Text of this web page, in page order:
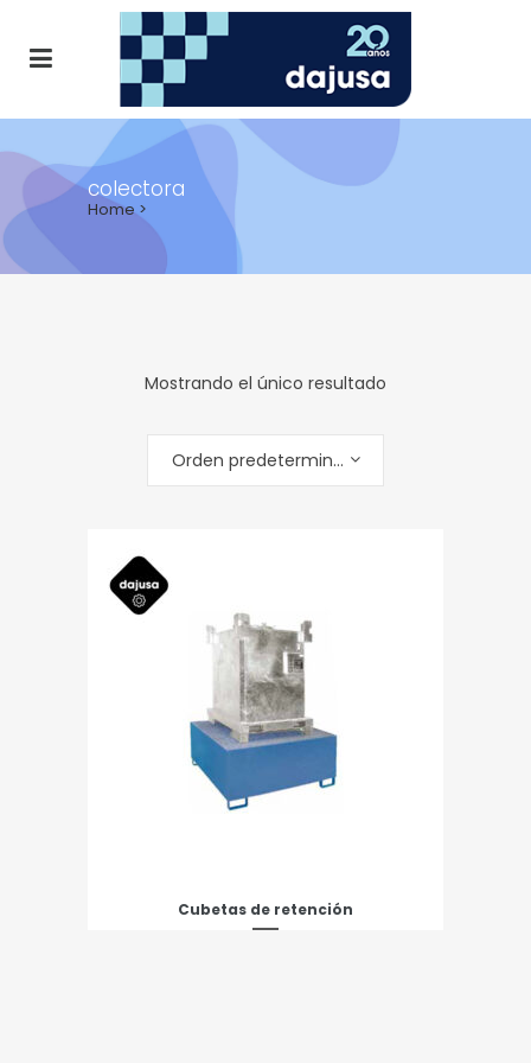
colectora
Home>
Mostrando el único resultado
Orden predeterminado
Cubetas de retención